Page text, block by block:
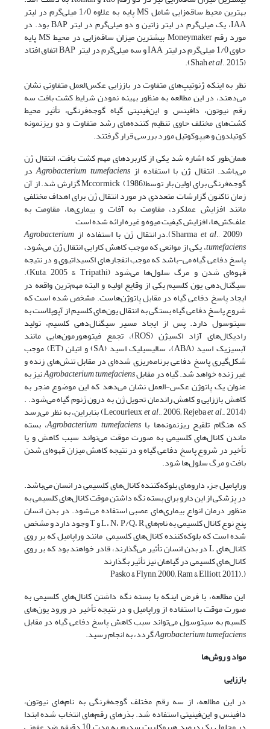
بهترین محیط ساقه‌زایی شامل MS پایه به علاوه 1/0 میلی‌گرم در لیتر
IAA، یک میلی‌گرم در لیتر زاتین و دو میلی‌گرم در لیتر BAP بود. در
مورد رقم Moneymaker بیشترین میزان ساقه‌زایی در محیط MS پایه
حاوی 1/0 میلی‌گرم در لیتر IAA و سه میلی‌گرم در لیتر BAP اتفاق افتاد
(Shah
et al., 2015).
نظر به اینکه ژنوتیپ‌های متفاوت در باززایی عکس‌العمل متفاوتی نشان
می‌دهند، در این مطالعه به منظور بهینه نمودن شرایط کشت بافت سه
رقم نیوتون، دافینس و این‌فینیتی گیاه گوجه‌فرنگی، تأثیر محیط
کشت‌های مختلف حاوی تنظیم کننده‌های رشد متفاوت و دو ریزنمونه
کوتیلدون و هیپوکوتیل مورد بررسی قرار گرفتند.
همان‌طور که اشاره شد یکی از کاربردهای مهم کشت بافت، انتقال ژن
می‌باشد. انتقال ژن با استفاده ازAgrobacterium tumefaciensدر
گوجه‌فرنگی برای اولین بار توسط(1986) Mccormick گزارش شد. از آن
زمان تاکنون گزارشات متعددی در مورد انتقال ژن برای اهداف مختلفی
مانند افزایش عملکرد، مقاومت به آفات و بیماری‌ها، مقاومت به
علف‌کش‌ها، افزایش کیفیت میوه و غیره ارائه شده است
(Sharma
et al., 2009).در انتقال ژن با استفاده از Agrobacterium
tumefaciens، یکی از موانعی که موجب کاهش کارایی انتقال ژن می‌شود،
پاسخ دفاعی گیاه می-باشد که موجب انفجارهای اکسیداتیوی و در نتیجه
قهوه‌ای شدن و مرگ سلول‌ها می‌شود (Kuta, 2005 & Tripathi).
سیگنال‌دهی یون کلسیم یکی از وقایع اولیه و البته مهم‌ترین واقعه در
ایجاد پاسخ دفاعی گیاه در مقابل پاتوژن‌هاست. مشخص شده است که
شروع پاسخ دفاعی گیاه بستگی به انتقال یون‌های کلسیم از آپوپلاست به
سیتوسول دارد. پس از ایجاد مسیر سیگنال‌دهی کلسیم، تولید
رادیکال‌های آزاد اکسیژن (ROS)، تجمع فیتوهورمون‌هایی مانند
آبسیزیک اسید (ABA)، سالیسیلیک اسید (SA) و اتیلن (ET) موجب
شکل‌گیری پاسخ دفاعی برنامه‌ریزی شده‌ای در مقابل تنش‌های زنده و
غیر زنده خواهد شد. گیاه در مقابلAgrobacterium tumefaciensنیز به
عنوان یک پاتوژن عکس-العمل نشان می‌دهد که این موضوع منجر به
کاهش باززایی و کاهش راندمان تحویل ژن به درون ژنوم گیاه می‌شود. .
(Lecourieux
et al., 2006; Rejebaet al ., 2014) بنابراین، به نظر می‌رسد
که هنگام تلقیح ریزنمونه‌ها باAgrobacterium tumefaciens، بسته
ماندن کانال‌های کلسیمی به صورت موقت می‌تواند سبب کاهش و یا
تأخیر در شروع پاسخ دفاعی گیاه و در نتیجه کاهش میزان قهوه‌ای شدن
بافت و مرگ سلول‌ها شود.
وراپامیل جزء داروهای بلوکه‌کننده کانال‌های کلسیمی در انسان می‌باشد.
در پزشکی از این دارو برای بسته نگه داشتن موقت کانال‌های کلسیمی به
منظور درمان انواع بیماری‌های عصبی استفاده می‌شود. در بدن انسان
پنج نوع کانال کلسیمی به نام‌های L، N، P/Q، R و T وجود دارد و مشخص
شده است که بلوکه‌کننده کانال‌های کلسیمی مانند وراپامیل که بر روی
کانال‌های L در بدن انسان تأثیر می‌گذارند، قادر خواهند بود که بر روی
کانال‌های کلسیمی در گیاهان نیز تأثیر بگذارند
(.(Pasko & Flynn, 2000; Ram & Elliott, 2011
این مطالعه، با فرض اینکه با بسته نگه داشتن کانال‌های کلسیمی به
صورت موقت با استفاده از وراپامیل و در نتیجه تأخیر در ورود یون‌های
کلسیم به سیتوسول می‌تواند سبب کاهش پاسخ دفاعی گیاه در مقابل
Agrobacterium tumefaciensگردد، به انجام رسید.
مواد و روش‌ها
باززایی
در این مطالعه، از سه رقم مختلف گوجه‌فرنگی به نام‌های نیوتون،
دافینس و این‌فینیتی استفاده شد. بذرهای رقم‌های انتخاب شده ابتدا